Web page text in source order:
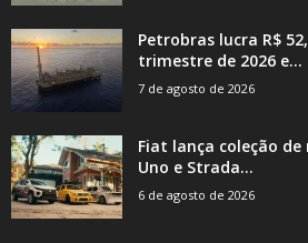
Petrobras lucra R$
trimestre de 2026 e...
7 de agosto de 2026
Fiat lança coleção
Uno e Strada...
6 de agosto de 2026